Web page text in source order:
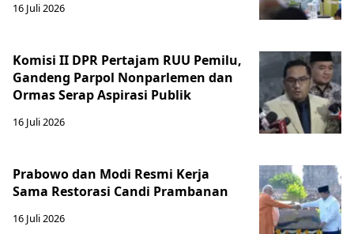
16 Juli 2026
Komisi II DPR Pertajam RUU Pemilu,
Gandeng Parpol Nonparlemen dan
Ormas Serap Aspirasi Publik
16 Juli 2026
Prabowo dan Modi Resmi Kerja
Sama Restorasi Candi Prambanan
16 Juli 2026